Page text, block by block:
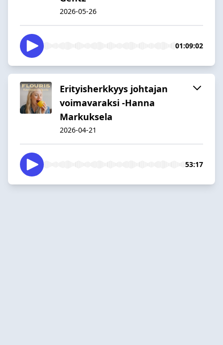
2026-05-26
01:09:02
Erityisherkkyys johtajan
voimavaraksi -Hanna
Markuksela
2026-04-21
53:17